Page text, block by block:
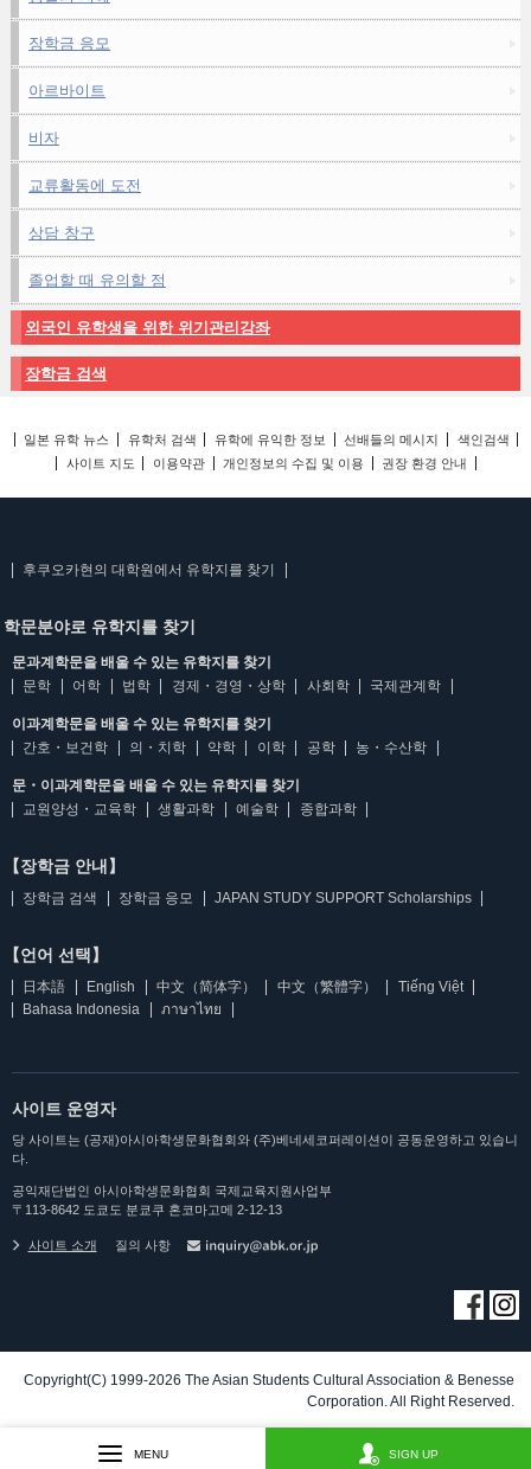
장학금 응모
아르바이트
비자
교류활동에 도전
상담 창구
졸업할 때 유의할 점
외국인 유학생을 위한 위기관리강좌
장학금 검색
일본 유학 뉴스 유학처 검색 유학에 유익한 정보 선배들의 메시지
색인검색
사이트 지도
이용약관 개인정보의 수집 및 이용 권장 환경 안내
후쿠오카현의 대학원에서 유학지를 찾기
학문분야로 유학지를 찾기
문과계학문을 배울 수 있는 유학지를 찾기
문학
어학 법학 경제・경영・상학 사회학 국제관계학
이과계학문을 배울 수 있는 유학지를 찾기
간호・보건학
의・치학 약학 이학 공학 농・수산학
문・이과계학문을 배울 수 있는 유학지를 찾기
교원양성・교육학
생활과학 예술학 종합과학
【장학금 안내】
장학금 검색 장학금 응모 JAPAN STUDY SUPPORT Scholarships
【언어 선택】
日本語 English 中文（简体字） 中文（繁體字）
Tiếng Việt
Bahasa Indonesia
ภาษาไทย
사이트 운영자
당 사이트는 (공재)아시아학생문화협회와 (주)베네세코퍼레이션이 공동운영하고 있습니
다.
공익재단법인 아시아학생문화협회 국제교육지원사업부
〒113-8642 도쿄도 분쿄쿠 혼코마고메 2-12-13
사이트 소개 질의 사항
Copyright(C) 1999-2026 The Asian Students Cultural Association & Benesse
Corporation. All Right Reserved.
MENU SIGN UP